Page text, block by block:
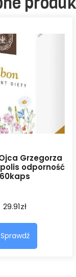
Grzegorza
odporność
60kaps
29.91zł
Sprawdź